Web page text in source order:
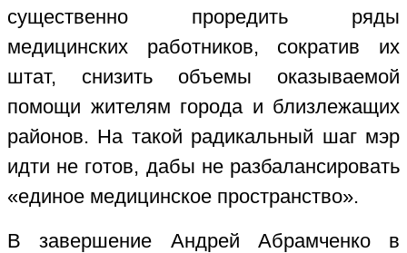
существенно проредить ряды
медицинских работников, сократив их
штат, снизить объемы оказываемой
помощи жителям города и близлежащих
районов. На такой радикальный шаг мэр
идти не готов, дабы не разбалансировать
«единое медицинское пространство».
В завершение Андрей Абрамченко в